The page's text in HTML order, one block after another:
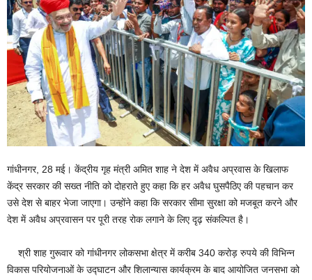
गांधीनगर, 28 मई। केंद्रीय गृह मंत्री अमित शाह ने देश में अवैध अप्रवास के खिलाफ
केंद्र सरकार की सख्त नीति को दोहराते हुए कहा कि हर अवैध घुसपैठिए की पहचान कर
उसे देश से बाहर भेजा जाएगा। उन्होंने कहा कि सरकार सीमा सुरक्षा को मजबूत करने और
देश में अवैध अप्रवासन पर पूरी तरह रोक लगाने के लिए दृढ़ संकल्पित है।
श्री शाह गुरूवार को गांधीनगर लोकसभा क्षेत्र में करीब 340 करोड़ रुपये की विभिन्न
विकास परियोजनाओं के उद्घाटन और शिलान्यास कार्यक्रम के बाद आयोजित जनसभा को